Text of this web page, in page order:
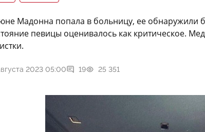
Мадонна попала в больницу, ее обнаружили
певицы оценивалось как критическое.
2023 05:00 19 25 351